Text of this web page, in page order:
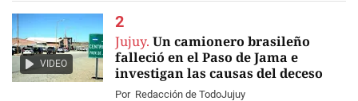
VIDEO
Jujuy. Un camionero brasileño
falleció en el Paso de Jama e
investigan las causas del deceso
Por Redacción de TodoJujuy